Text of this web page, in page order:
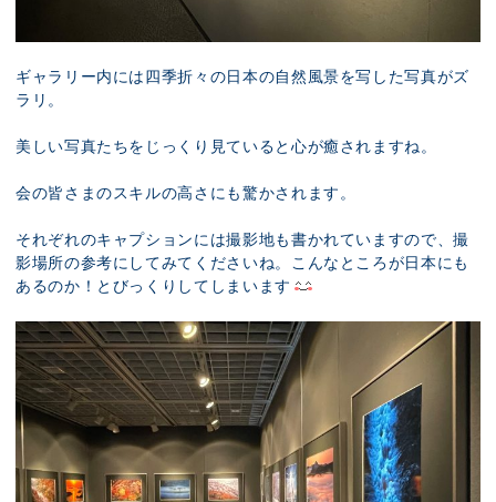
ギャラリー内には四季折々の日本の自然風景を写した写真がズ
ラリ。
美しい写真たちをじっくり見ていると心が癒されますね。
会の皆さまのスキルの高さにも驚かされます。
それぞれのキャプションには撮影地も書かれていますので、撮
影場所の参考にしてみてくださいね。こんなところが日本にも
あるのか！とびっくりしてしまいます